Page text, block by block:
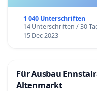
1 040 Unterschriften
14 Unterschriften / 30
15 Dec 2023
Für Ausbau
Altenmarkt